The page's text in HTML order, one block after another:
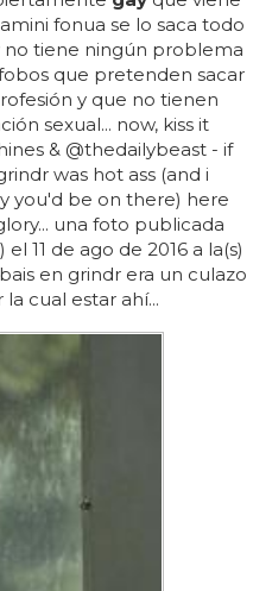
fonua se lo saca todo
no tiene ningún problema
que pretenden sacar
y que no tienen
sexual... now, kiss it
& @thedailybeast - if
was hot ass (and i
you'd be on there) here
una foto publicada
11 de ago de 2016 a la(s)
en grindr era un culazo
cual estar ahí...